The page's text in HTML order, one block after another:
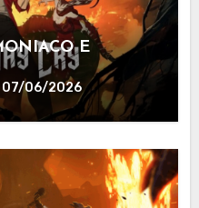
E
07/06/2026